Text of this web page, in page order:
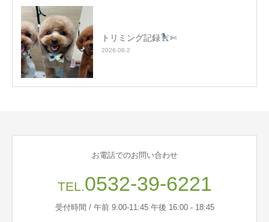
トリミング記録 ✄
2026.08.2
お電話でのお問い合わせ
TEL.0532-39-6221
受付時間 / 午前 9:00-11:45 午後 16:00 - 18:45